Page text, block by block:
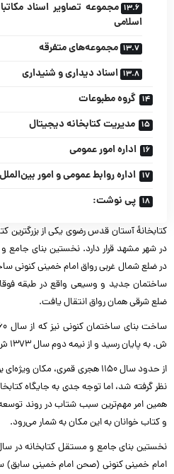
مجموعه تصاویر اسناد
اسلامی
مجموعه‌های متفرقه
اسناد دیداری و شنیداری
گروه مطبوعات
مدیریت کتابخانه دیجیتال
اداره امور عمومی
اداره روابط عمومی و امور بین‌الملل
پی نوشت:
کتابخانهٔ آستان قدس رضوی یکی از بزرگترین
ساختمان جدید و وسیعی واقع در طبقه
ضلع شرقی‌‌ همان رواق انتقال یافت.
ش. به پایان رسید و از نیمه دوم سال ۱۳۷۳ ش. مورد بهره برداری قرار گرفت.
از حدود سال ۱۱۵۰ هجری قمری،
همین امر مهم‌ترین سبب شتاب در روند توسعه
و کتاب خوانان به این مکان به شمار می‌رود.